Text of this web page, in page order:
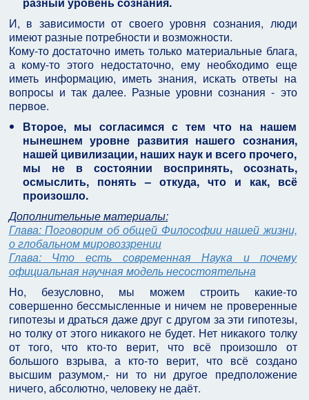
И, в зависимости от своего уровня сознания, люди
имеют разные потребности и возможности.
Кому-то достаточно иметь только материальные блага,
а кому-то этого недостаточно, ему необходимо еще
иметь информацию, иметь знания, искать ответы на
вопросы и так далее. Разные уровни сознания - это
первое.
Второе, мы согласимся с тем что на нашем
нынешнем уровне развития нашего сознания,
нашей цивилизации, наших наук и всего прочего,
мы не в состоянии воспринять, осознать,
осмыслить, понять – откуда, что и как, всё
произошло.
Дополнительные материалы:
Глава: Поговорим об общей Философии нашей жизни,
о глобальном мировоззрении
Глава: Что есть современная Наука и почему
официальная научная модель несостоятельна
Но, безусловно, мы можем строить какие-то
совершенно бессмысленные и ничем не проверенные
гипотезы и драться даже друг с другом за эти гипотезы,
но толку от этого никакого не будет. Нет никакого толку
от того, что кто-то верит, что всё произошло от
большого взрыва, а кто-то верит, что всё создано
высшим разумом,- ни то ни другое предположение
ничего, абсолютно, человеку не даёт.